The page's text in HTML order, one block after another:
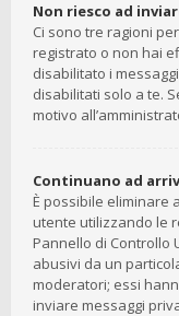
Non riesco ad
Ci sono tre ragioni
registrato o non hai
disabilitato i
disabilitati solo a te.
motivo
Continuano ad
È possibile eliminare
utente utilizzando le
Pannello di Controllo
abusivi da un
moderatori; essi
inviare messaggi